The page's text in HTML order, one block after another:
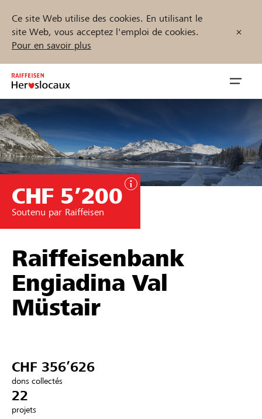
Ce site Web utilise des cookies. En utilisant le
site Web, vous acceptez l'emploi de cookies.
Pour en savoir plus
Inhalt
springen
öffnen
Parrainer
Soutien & assistance
Partenaires / Banques Raiffeisen
S'inscrire
Trouvez des projets et des organisations
Démarrez maintenant
CHF 5’200
Soutenu par Raiffeisen
Raiffeisenbank
Engiadina Val
Müstair
CHF 356’626
dons collectés
22
projets